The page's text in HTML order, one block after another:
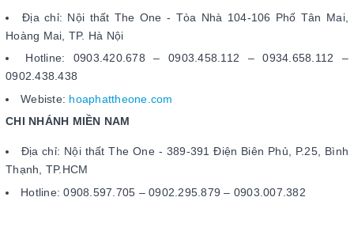
Địa chỉ: Nội thất The One - Tòa Nhà 104-106 Phố Tân Mai,
Hoàng Mai, TP. Hà Nội
Hotline: 0903.420.678 – 0903.458.112 – 0934.658.112 –
0902.438.438
Webiste: hoaphattheone.com
CHI NHÁNH MIỀN NAM
Địa chỉ: Nội thất The One - 389-391 Điện Biên Phủ, P.25, Bình
Thạnh, TP.HCM
Hotline: 0908.597.705 – 0902.295.879 – 0903.007.382